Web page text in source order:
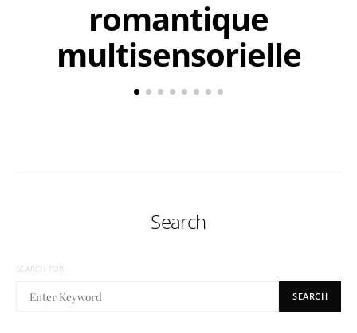
romantique
multisensorielle
Search
SEARCH FOR:
SEARCH